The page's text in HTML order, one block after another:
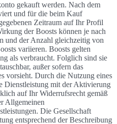
gekauft werden. Nach dem
und für die beim Kauf
Zeitraum auf Ihr Profil
der Boosts können je nach
und der Anzahl gleichzeitig von
variieren. Boosts gelten
als verbraucht. Folglich sind sie
außer sofern das
vorsieht. Durch die Nutzung eines
Dienstleistung mit der Aktivierung
auf Ihr Widerrufsrecht gemäß
Allgemeinen
Die Gesellschaft
entsprechend der Beschreibung